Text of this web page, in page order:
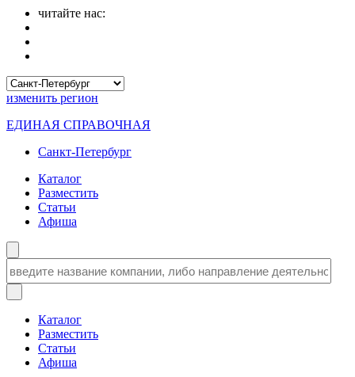
читайте нас:
изменить регион
ЕДИНАЯ СПРАВОЧНАЯ
Санкт-Петербург
Каталог
Разместить
Статьи
Афиша
Каталог
Разместить
Статьи
Афиша